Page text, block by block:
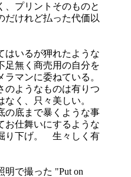
、プリントそのものと
だけれど払った代価以
はいるが狎れたような
足無く商売用の自分を
マンに委ねている。
のようなものは有りつ
く、只々美しい。
の底まで暴くような事
お仕舞いにするような
り下げ。 生々しく有
明で撮った "Put on